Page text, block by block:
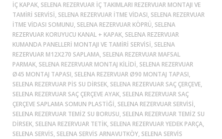
IÇ KAPAK, SELENA REZERVUAR IÇ TAKIMLARI REZERVUAR MONTAJI VE
TAMIRI SERVISI, SELENA REZERVUAR ITME VIDASI, SELENA REZERVUAR
ITME VIDASI SOMUNU, SELENA REZERVUAR KÖPRÜ, SELENA
REZERVUAR KORUYUCU KANAL + KAPAK, SELENA REZERVUAR
KUMANDA PANELLERI MONTAJI VE TAMIRI SERVISI, SELENA
REZERVUAR M12X270 SAPLAMA, SELENA REZERVUAR MAFSAL
PARMAK, SELENA REZERVUAR MONTAJ KILIDI, SELENA REZERVUAR
Ø45 MONTAJ TAPASI, SELENA REZERVUAR Ø90 MONTAJ TAPASI,
SELENA REZERVUAR PIS SU DIRSEK, SELENA REZERVUAR SAÇ ÇERÇEVE,
SELENA REZERVUAR SAÇ ÇERÇEVE AYAK, SELENA REZERVUAR SAÇ
ÇERÇEVE SAPLAMA SOMUN PLASTIĞI, SELENA REZERVUAR SERVISI,
SELENA REZERVUAR TEMIZ SU BORUSU, SELENA REZERVUAR TEMIZ SU
DIRSEK, SELENA REZERVUAR TETIK, SELENA REZERVUAR YEDEK PARÇA,
SELENA SERVIS, SELENA SERVIS ARNAVUTKÖY, SELENA SERVIS